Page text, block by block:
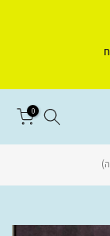
0